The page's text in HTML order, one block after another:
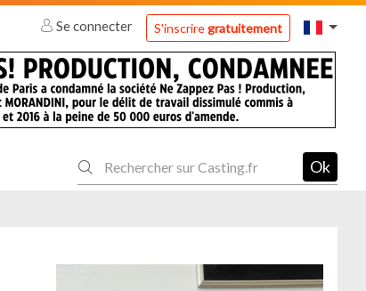
Se connecter S'inscriregratuitement
Ok